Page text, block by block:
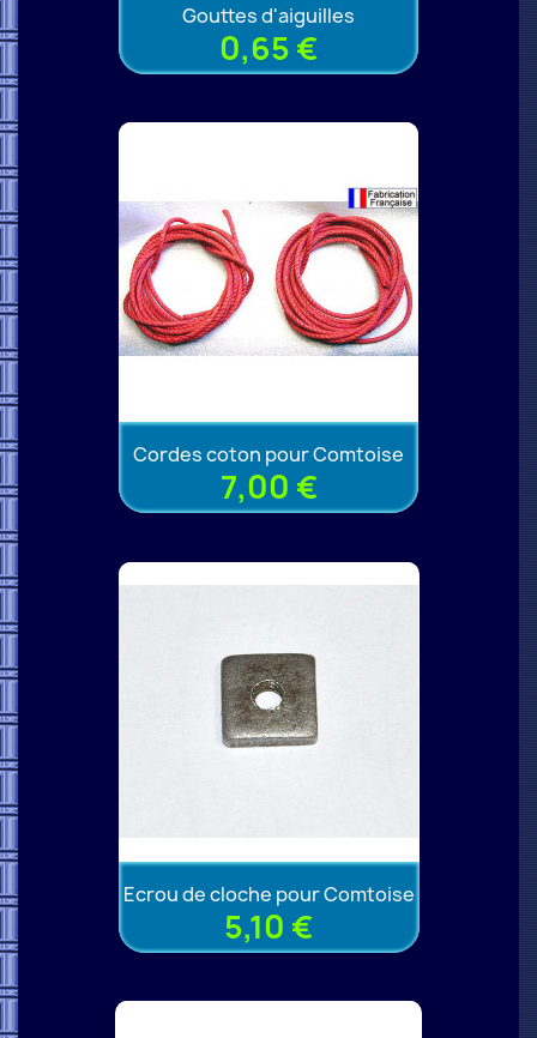
Gouttes d'aiguilles
0,65 €
Cordes coton pour Comtoise
7,00 €
Ecrou de cloche pour Comtoise
5,10 €